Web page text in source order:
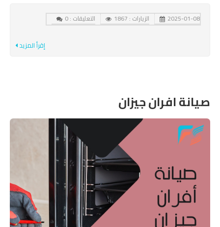
2025-01-08 الزيارات : 1867 التعليقات : 0
إقرأ المزيد
صيانة افران جيزان